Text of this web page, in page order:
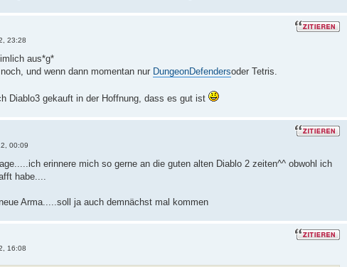
23:28
aus*g*
und wenn dann momentan nur DungeonDefendersoder Tetris.
Diablo3 gekauft in der Hoffnung, dass es gut ist
00:09
erinnere mich so gerne an die guten alten Diablo 2 zeiten^^ obwohl ich
habe....
Arma.....soll ja auch demnächst mal kommen
16:08